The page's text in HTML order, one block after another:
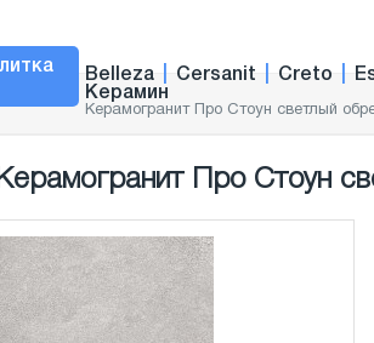
Belleza Cersanit Creto
Керамин
Керамогранит Про Стоун светлый
Про Стоун